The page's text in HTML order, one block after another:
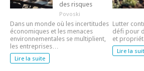
des risques
Povoski
Dans un monde où les incertitudes
économiques et les menaces
environnementales se multiplient,
les entreprises…
Lire la suite
Lutter
défi pour
et
Lire la